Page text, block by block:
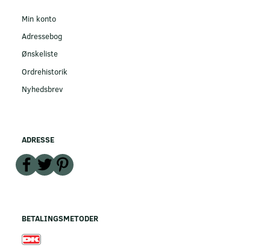
Min konto
Adressebog
Ønskeliste
Ordrehistorik
Nyhedsbrev
ADRESSE
BETALINGSMETODER